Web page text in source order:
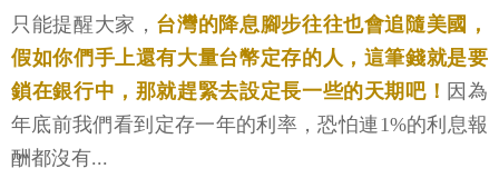
只能提醒大家， 台灣的降息腳步往往也會追隨美國，
假如你們手上還有大量台幣定存的人，這筆錢就是要
鎖在銀行中，那就趕緊去設定長一些的天期吧！ 因為
年底前我們看到定存一年的利率，恐怕連1%的利息報
酬都沒有...